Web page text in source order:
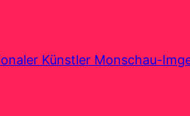
Künstler Monschau-